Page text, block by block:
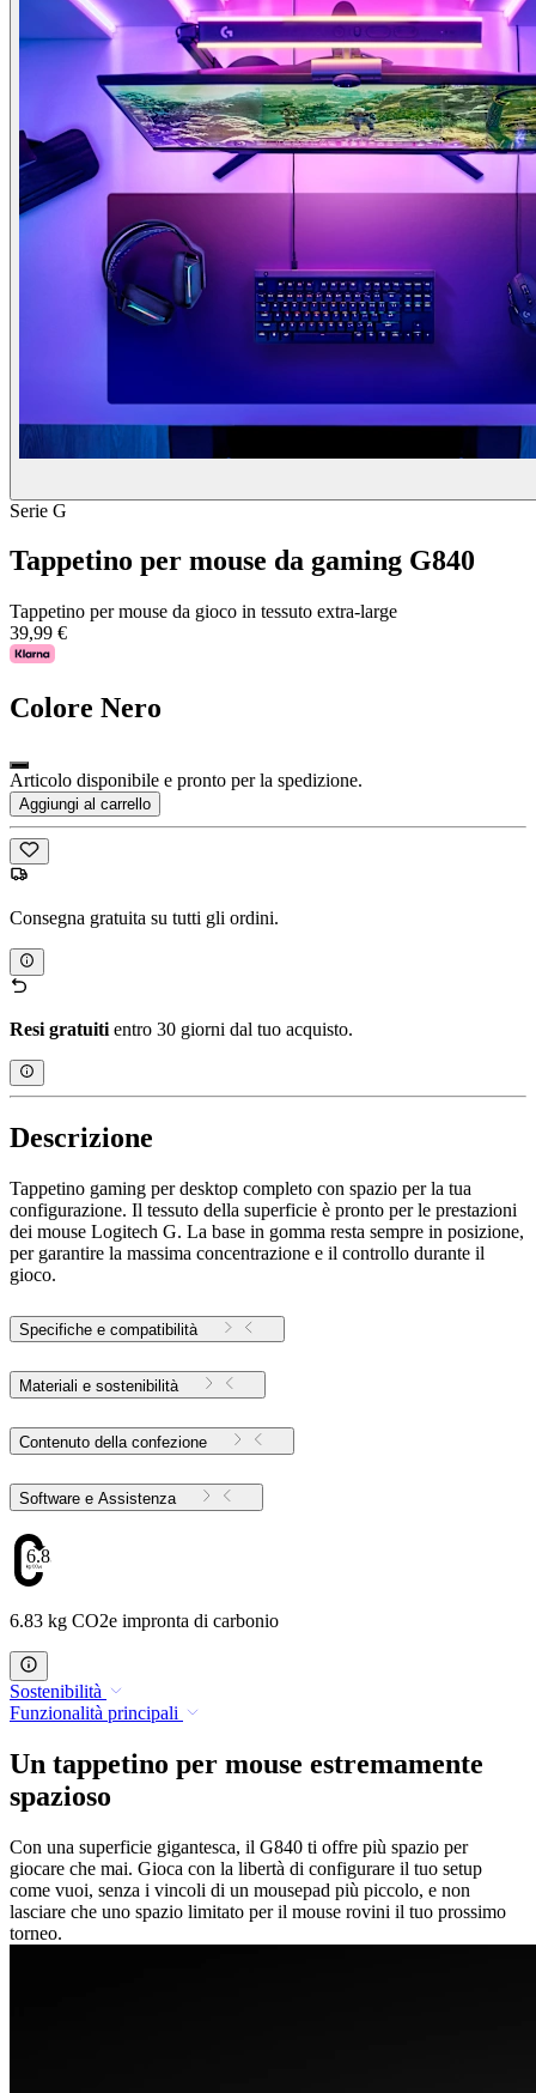
Serie G
Tappetino per mouse da gaming G840
Tappetino per mouse da gioco in tessuto extra-large
39,99 €
Colore Nero
Articolo disponibile e pronto per la spedizione.
Aggiungi al carrello
Consegna gratuita su tutti gli ordini.
Resi gratuiti entro 30 giorni dal tuo acquisto.
Descrizione
Tappetino gaming per desktop completo con spazio per la tua
configurazione. Il tessuto della superficie è pronto per le prestazioni
dei mouse Logitech G. La base in gomma resta sempre in posizione,
per garantire la massima concentrazione e il controllo durante il
gioco.
Specifiche e compatibilità
Materiali e sostenibilità
Contenuto della confezione
Software e Assistenza
6.83
6.83 kg CO2e impronta di carbonio
Sostenibilità
Funzionalità principali
Un tappetino per mouse estremamente
spazioso
Con una superficie gigantesca, il G840 ti offre più spazio per
giocare che mai. Gioca con la libertà di configurare il tuo setup
come vuoi, senza i vincoli di un mousepad più piccolo, e non
lasciare che uno spazio limitato per il mouse rovini il tuo prossimo
torneo.